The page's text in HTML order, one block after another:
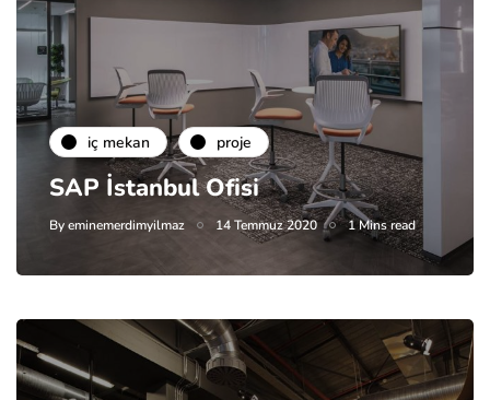
i̇ç mekan proje
SAP İstanbul Ofisi
Byeminemerdimyilmaz 14 Temmuz 2020 1 Mins read